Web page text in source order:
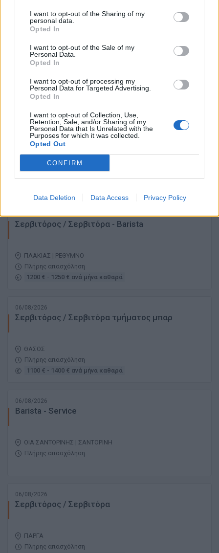
I want to opt-out of the Sharing of my
personal data.
Opted In
I want to opt-out of the Sale of my
Personal Data.
Opted In
I want to opt-out of processing my
Personal Data for Targeted Advertising.
Opted In
I want to opt-out of Collection, Use,
Retention, Sale, and/or Sharing of my
Personal Data that Is Unrelated with the
Purposes for which it was collected.
Opted Out
CONFIRM
Data Deletion Data Access Privacy Policy
06/08/2026
Νάουσα Πάρου
ΝΑΟΥΣΑ ΠΑΡΟΥ | ΠΑΡΟΣ
Πλήρης απασχόληση
06/08/2026
Waiter / Waitress
ΠΗΛΙΟ | ΒΟΛΟΣ
Πλήρης απασχόληση
06/08/2026
Σερβιτόρος / Σερβιτόρα - Barista
ΠΛΑΚΙΑΣ | ΡΕΘΥΜΝΟ
Πλήρης απασχόληση
1200 € - 1250 € ανά μήνα καθαρά
06/08/2026
Σερβιτόρος / Σερβιτόρα τμήματος μπαρ
ΘΑΣΟΣ
Πλήρης απασχόληση
1100 € - 1400 € ανά μήνα καθαρά
06/08/2026
Barista - Service
ΟΙΑ ΣΑΝΤΟΡΙΝΗΣ | ΣΑΝΤΟΡΙΝΗ
Πλήρης απασχόληση
06/08/2026
Σερβιτόρος / Σερβιτόρα
ΠΑΡΓΑ
Πλήρης απασχόληση